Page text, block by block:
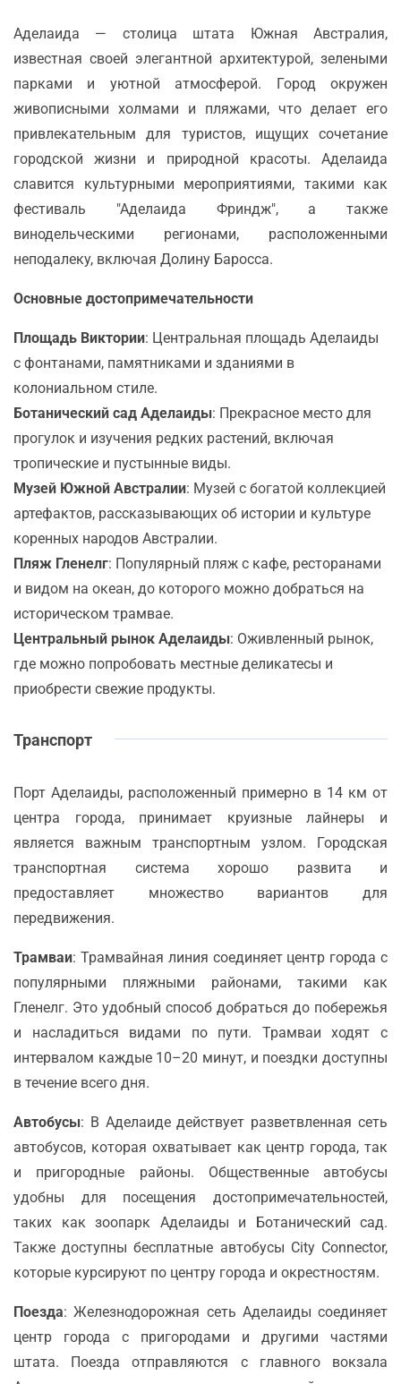
Аделаида — столица штата Южная Австралия,
известная своей элегантной архитектурой, зелеными
парками и уютной атмосферой. Город окружен
живописными холмами и пляжами, что делает его
привлекательным для туристов, ищущих сочетание
городской жизни и природной красоты. Аделаида
славится культурными мероприятиями, такими как
фестиваль "Аделаида Фриндж", а также
винодельческими регионами, расположенными
неподалеку, включая Долину Баросса.
Основные достопримечательности
Площадь Виктории: Центральная площадь Аделаиды
с фонтанами, памятниками и зданиями в
колониальном стиле.
Ботанический сад Аделаиды: Прекрасное место для
прогулок и изучения редких растений, включая
тропические и пустынные виды.
Музей Южной Австралии: Музей с богатой коллекцией
артефактов, рассказывающих об истории и культуре
коренных народов Австралии.
Пляж Гленелг: Популярный пляж с кафе, ресторанами
и видом на океан, до которого можно добраться на
историческом трамвае.
Центральный рынок Аделаиды: Оживленный рынок,
где можно попробовать местные деликатесы и
приобрести свежие продукты.
Транспорт
Порт Аделаиды, расположенный примерно в 14 км от
центра города, принимает круизные лайнеры и
является важным транспортным узлом. Городская
транспортная система хорошо развита и
предоставляет множество вариантов для
передвижения.
Трамваи: Трамвайная линия соединяет центр города с
популярными пляжными районами, такими как
Гленелг. Это удобный способ добраться до побережья
и насладиться видами по пути. Трамваи ходят с
интервалом каждые 10–20 минут, и поездки доступны
в течение всего дня.
Автобусы: В Аделаиде действует разветвленная сеть
автобусов, которая охватывает как центр города, так
и пригородные районы. Общественные автобусы
удобны для посещения достопримечательностей,
таких как зоопарк Аделаиды и Ботанический сад.
Также доступны бесплатные автобусы City Connector,
которые курсируют по центру города и окрестностям.
Поезда: Железнодорожная сеть Аделаиды соединяет
центр города с пригородами и другими частями
штата. Поезда отправляются с главного вокзала